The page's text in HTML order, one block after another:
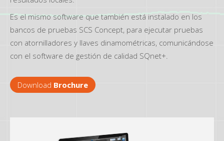
Es el mismo software que también está instalado en los
bancos de pruebas SCS Concept, para ejecutar pruebas
con atornilladores y llaves dinamométricas, comunicándose
con el software de gestión de calidad SQnet+.
Download Brochure